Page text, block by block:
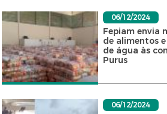
06/12/2024
Fepiam envia
de alimentos
de água às
Purus
06/12/2024